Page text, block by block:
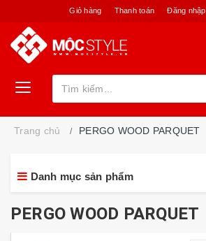
Giỏ hàng Thanh toán Đăng nhập
Trang chủ PERGO WOOD PARQUET
Danh mục sản phẩm
PERGO WOOD PARQUET